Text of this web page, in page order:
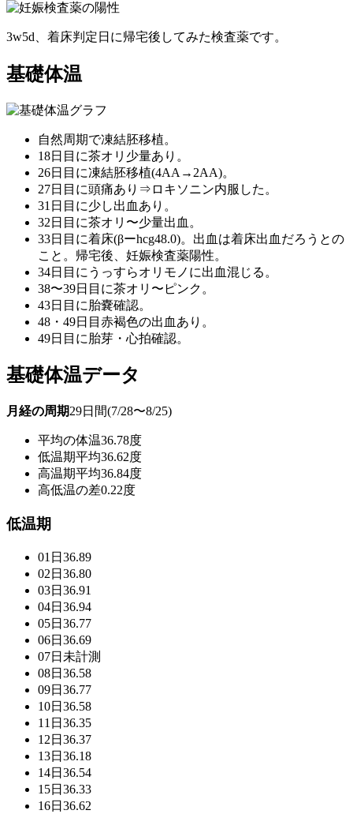
3w5d、着床判定日に帰宅後してみた検査薬です。
基礎体温
自然周期で凍結胚移植。
18日目に茶オリ少量あり。
26日目に凍結胚移植(4AA→2AA)。
27日目に頭痛あり⇒ロキソニン内服した。
31日目に少し出血あり。
32日目に茶オリ〜少量出血。
33日目に着床(βーhcg48.0)。出血は着床出血だろうとの
こと。帰宅後、妊娠検査薬陽性。
34日目にうっすらオリモノに出血混じる。
38〜39日目に茶オリ〜ピンク。
43日目に胎嚢確認。
48・49日目赤褐色の出血あり。
49日目に胎芽・心拍確認。
基礎体温データ
月経の周期29日間(7/28〜8/25)
平均の体温36.78度
低温期平均36.62度
高温期平均36.84度
高低温の差0.22度
低温期
01日 36.89
02日 36.80
03日 36.91
04日 36.94
05日 36.77
06日 36.69
07日 未計測
08日 36.58
09日 36.77
10日 36.58
11日 36.35
12日 36.37
13日 36.18
14日 36.54
15日 36.33
16日 36.62